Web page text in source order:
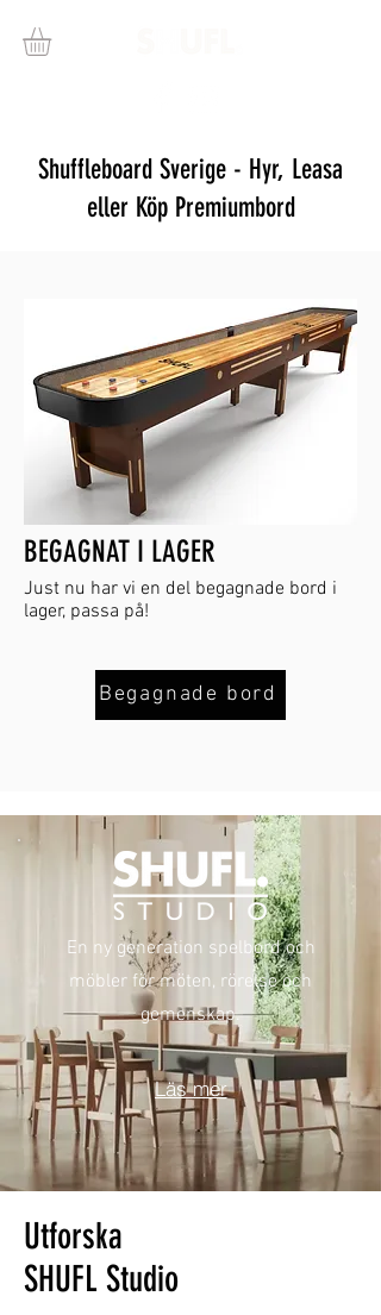
Shuffleboard Sverige - Hyr, Leasa
eller Köp Premiumbord
BEGAGNAT I LAGER
Just nu har vi en del begagnade bord i
lager, passa på!
Begagnade bord
En ny generation spelbord och
möbler för möten, rörelse och
gemenskap.
Läs mer
Utforska
SHUFL Studio